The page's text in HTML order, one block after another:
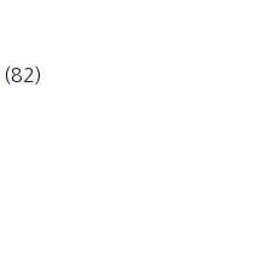
(82)